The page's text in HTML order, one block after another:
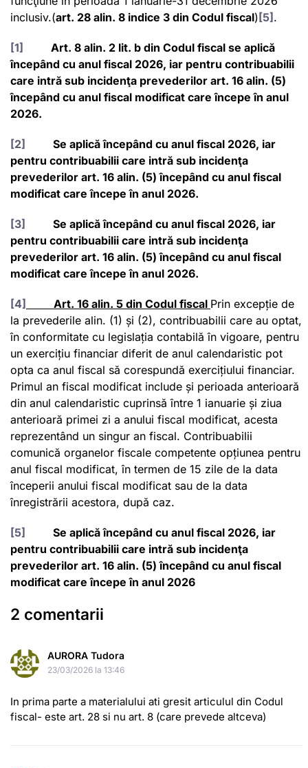
inclusiv.(art. 28 alin. 8 indice 3 din Codul fiscal) [5] .
[1]
Art. 8 alin. 2 lit. b din Codul fiscal se aplică
începând cu anul fiscal 2026, iar pentru contribuabilii
care intră sub incidenţa prevederilor art. 16 alin. (5)
începând cu anul fiscal modificat care începe în anul
2026.
[2]
Se aplică începând cu anul fiscal 2026, iar
pentru contribuabilii care intră sub incidenţa
prevederilor art. 16 alin. (5) începând cu anul fiscal
modificat care începe în anul 2026.
[3]
Se aplică începând cu anul fiscal 2026, iar
pentru contribuabilii care intră sub incidenţa
prevederilor art. 16 alin. (5) începând cu anul fiscal
modificat care începe în anul 2026.
[4] Art. 16 alin. 5 din Codul fiscal Prin excepție de
la prevederile alin. (1) și (2), contribuabilii care au optat,
în conformitate cu legislația contabilă în vigoare, pentru
un exercițiu financiar diferit de anul calendaristic pot
opta ca anul fiscal să corespundă exercițiului financiar.
Primul an fiscal modificat include și perioada anterioară
din anul calendaristic cuprinsă între 1 ianuarie și ziua
anterioară primei zi a anului fiscal modificat, acesta
reprezentând un singur an fiscal. Contribuabilii
comunică organelor fiscale competente opțiunea pentru
anul fiscal modificat, în termen de 15 zile de la data
începerii anului fiscal modificat sau de la data
înregistrării acestora, după caz.
[5]
Se aplică începând cu anul fiscal 2026, iar
pentru contribuabilii care intră sub incidenţa
prevederilor art. 16 alin. (5) începând cu anul fiscal
modificat care începe în anul 2026
2 comentarii
AURORA Tudora
23/03/2026 la 13:46
In prima parte a materialului ati gresit articulul din Codul
fiscal- este art. 28 si nu art. 8 (care prevede altceva)